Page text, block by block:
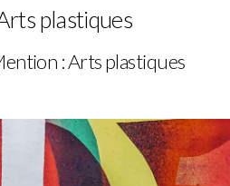
plastiques
: Arts plastiques